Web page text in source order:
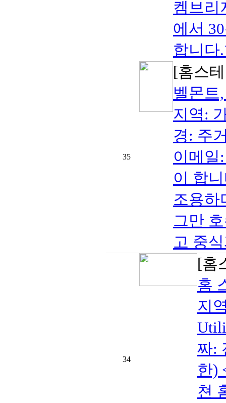
켐브리
에서
합니다
35
[홈스
벨몬트
지역:
경: 주
이메일
이 합
조용하
그만
고 중
34
[홈
홈
지
짜:
한)
쳔